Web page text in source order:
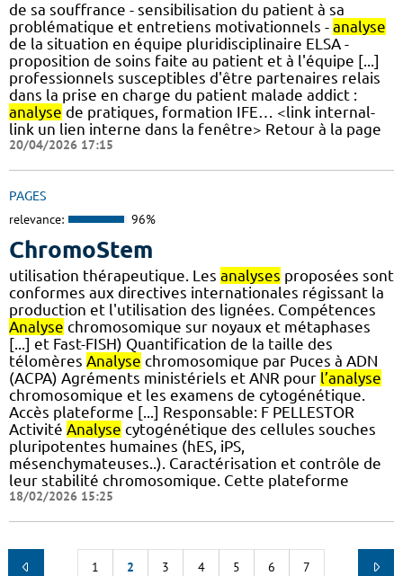
de sa souffrance - sensibilisation du patient à sa
problématique et entretiens motivationnels - analyse
de la situation en équipe pluridisciplinaire ELSA -
proposition de soins faite au patient et à l'équipe [...]
professionnels susceptibles d'être partenaires relais
dans la prise en charge du patient malade addict :
analyse de pratiques, formation IFE… <link internal-
link un lien interne dans la fenêtre> Retour à la page
20/04/2026 17:15
PAGES
relevance: 96%
ChromoStem
utilisation thérapeutique. Les analyses proposées sont
conformes aux directives internationales régissant la
production et l'utilisation des lignées. Compétences
Analyse chromosomique sur noyaux et métaphases
[...] et Fast-FISH) Quantification de la taille des
télomères Analyse chromosomique par Puces à ADN
(ACPA) Agréments ministériels et ANR pour l’analyse
chromosomique et les examens de cytogénétique.
Accès plateforme [...] Responsable: F PELLESTOR
Activité Analyse cytogénétique des cellules souches
pluripotentes humaines (hES, iPS,
mésenchymateuses..). Caractérisation et contrôle de
leur stabilité chromosomique. Cette plateforme
18/02/2026 15:25
1 2 3 4 5 6 7